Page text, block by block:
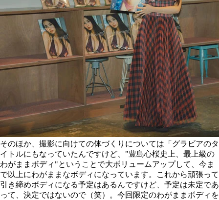
そのほか、撮影に向けての体づくりについては「グラビアのタ
イトルにもなっていたんですけど、"豊島心桜史上、最上級の
わがままボディ"ということで大ボリュームアップして、今ま
で以上にわがままなボディになっています。これから頑張って
引き締めボディになる予定はあるんですけど、予定は未定であ
って、決定ではないので（笑）。今回限定のわがままボディを